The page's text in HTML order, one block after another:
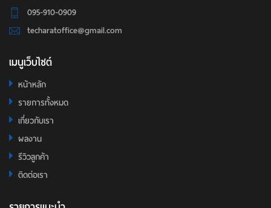
095-910-0909
techaratoffice@gmail.com
เมนูเว็บไซต์
หน้าหลัก
รายการทั้งหมด
เกี่ยวกับเรา
ผลงาน
รีวิวลูกค้า
ติดต่อเรา